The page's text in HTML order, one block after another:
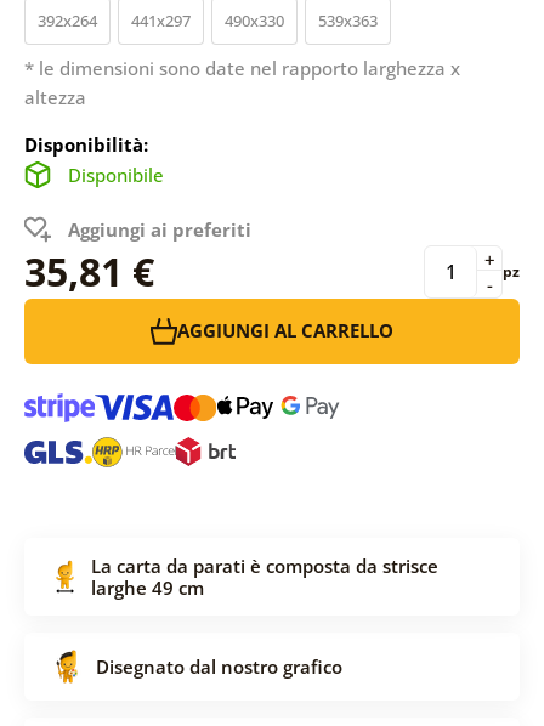
392x264 441x297 490x330 539x363
* le dimensioni sono date nel rapporto larghezza x
altezza
Disponibilità:
Disponibile
Aggiungi ai preferiti
35,81 € -
+ pz
AGGIUNGI AL CARRELLO
La carta da parati è composta da strisce
larghe 49 cm
Disegnato dal nostro grafico